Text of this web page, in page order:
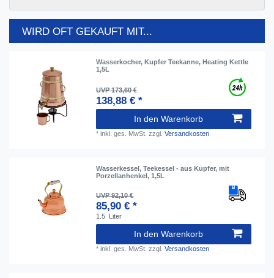
WIRD OFT GEKAUFT MIT...
Wasserkocher, Kupfer Teekanne, Heating Kettle
1,5L
UVP 173,60 €
138,88 € *
In den Warenkorb
*inkl. ges. MwSt. zzgl.Versandkosten
Wasserkessel, Teekessel - aus Kupfer, mit
Porzellanhenkel, 1,5L
UVP 92,10 €
85,90 € *
1.5 Liter
In den Warenkorb
*inkl. ges. MwSt. zzgl.Versandkosten